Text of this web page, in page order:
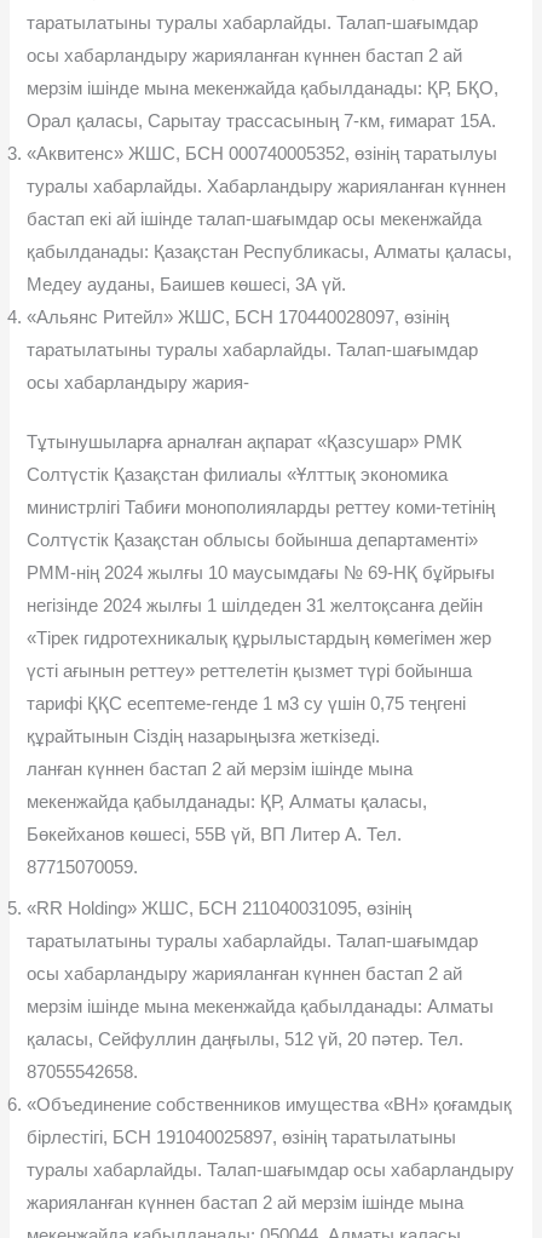
таратылатыны туралы хабарлайды. Талап-шағымдар
осы хабарландыру жарияланған күннен бастап 2 ай
мерзім ішінде мына мекенжайда қабылданады: ҚР, БҚО,
Орал қаласы, Сарытау трассасының 7-км, ғимарат 15А.
«Аквитенс» ЖШС, БСН 000740005352, өзінің таратылуы
туралы хабарлайды. Хабарландыру жарияланған күннен
бастап екі ай ішінде талап-шағымдар осы мекенжайда
қабылданады: Қазақстан Республикасы, Алматы қаласы,
Медеу ауданы, Баишев көшесі, 3А үй.
«Альянс Ритейл» ЖШС, БСН 170440028097, өзінің
таратылатыны туралы хабарлайды. Талап-шағымдар
осы хабарландыру жария-
Тұтынушыларға арналған ақпарат «Қазсушар» РМК
Солтүстік Қазақстан филиалы «Ұлттық экономика
министрлігі Табиғи монополияларды реттеу коми-тетінің
Солтүстік Қазақстан облысы бойынша департаменті»
РММ-нің 2024 жылғы 10 маусымдағы № 69-НҚ бұйрығы
негізінде 2024 жылғы 1 шілдеден 31 желтоқсанға дейін
«Тірек гидротехникалық құрылыстардың көмегімен жер
үсті ағынын реттеу» реттелетін қызмет түрі бойынша
тарифі ҚҚС есептеме-генде 1 м3 су үшін 0,75 теңгені
құрайтынын Сіздің назарыңызға жеткізеді.
ланған күннен бастап 2 ай мерзім ішінде мына
мекенжайда қабылданады: ҚР, Алматы қаласы,
Бөкейханов көшесі, 55В үй, ВП Литер А. Тел.
87715070059.
«RR Holding» ЖШС, БСН 211040031095, өзінің
таратылатыны туралы хабарлайды. Талап-шағымдар
осы хабарландыру жарияланған күннен бастап 2 ай
мерзім ішінде мына мекенжайда қабылданады: Алматы
қаласы, Сейфуллин даңғылы, 512 үй, 20 пәтер. Тел.
87055542658.
«Объединение собственников имущества «ВН» қоғамдық
бірлестігі, БСН 191040025897, өзінің таратылатыны
туралы хабарлайды. Талап-шағымдар осы хабарландыру
жарияланған күннен бастап 2 ай мерзім ішінде мына